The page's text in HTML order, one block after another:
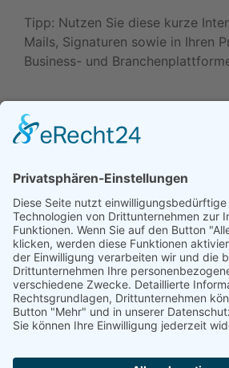
Tipp: Nutzen Sie diese kurze
Mails, Signaturen sowie in Ihren
Business- und
Daten ändern
Drucken •
Daten ändern (für Inhaber)
vorschlagen•Drucken
Werben in diesem Portal•